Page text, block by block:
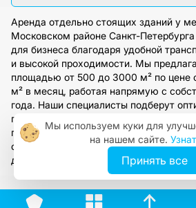
Аренда отдельно стоящих зданий у
Московском районе Санкт-
для бизнеса благодаря удобной
и высокой проходимости. Мы
площадью от 500 до 3000 м² по цене
м² в месяц, работая напрямую с
года. Наши специалисты подберут
под ваши задачи, организуют
полное юридическое сопровождение.
сайте, чтобы получить персональную
доступ к полной базе объектов.
Мы используем куки для
на нашем сайте.
Принять все